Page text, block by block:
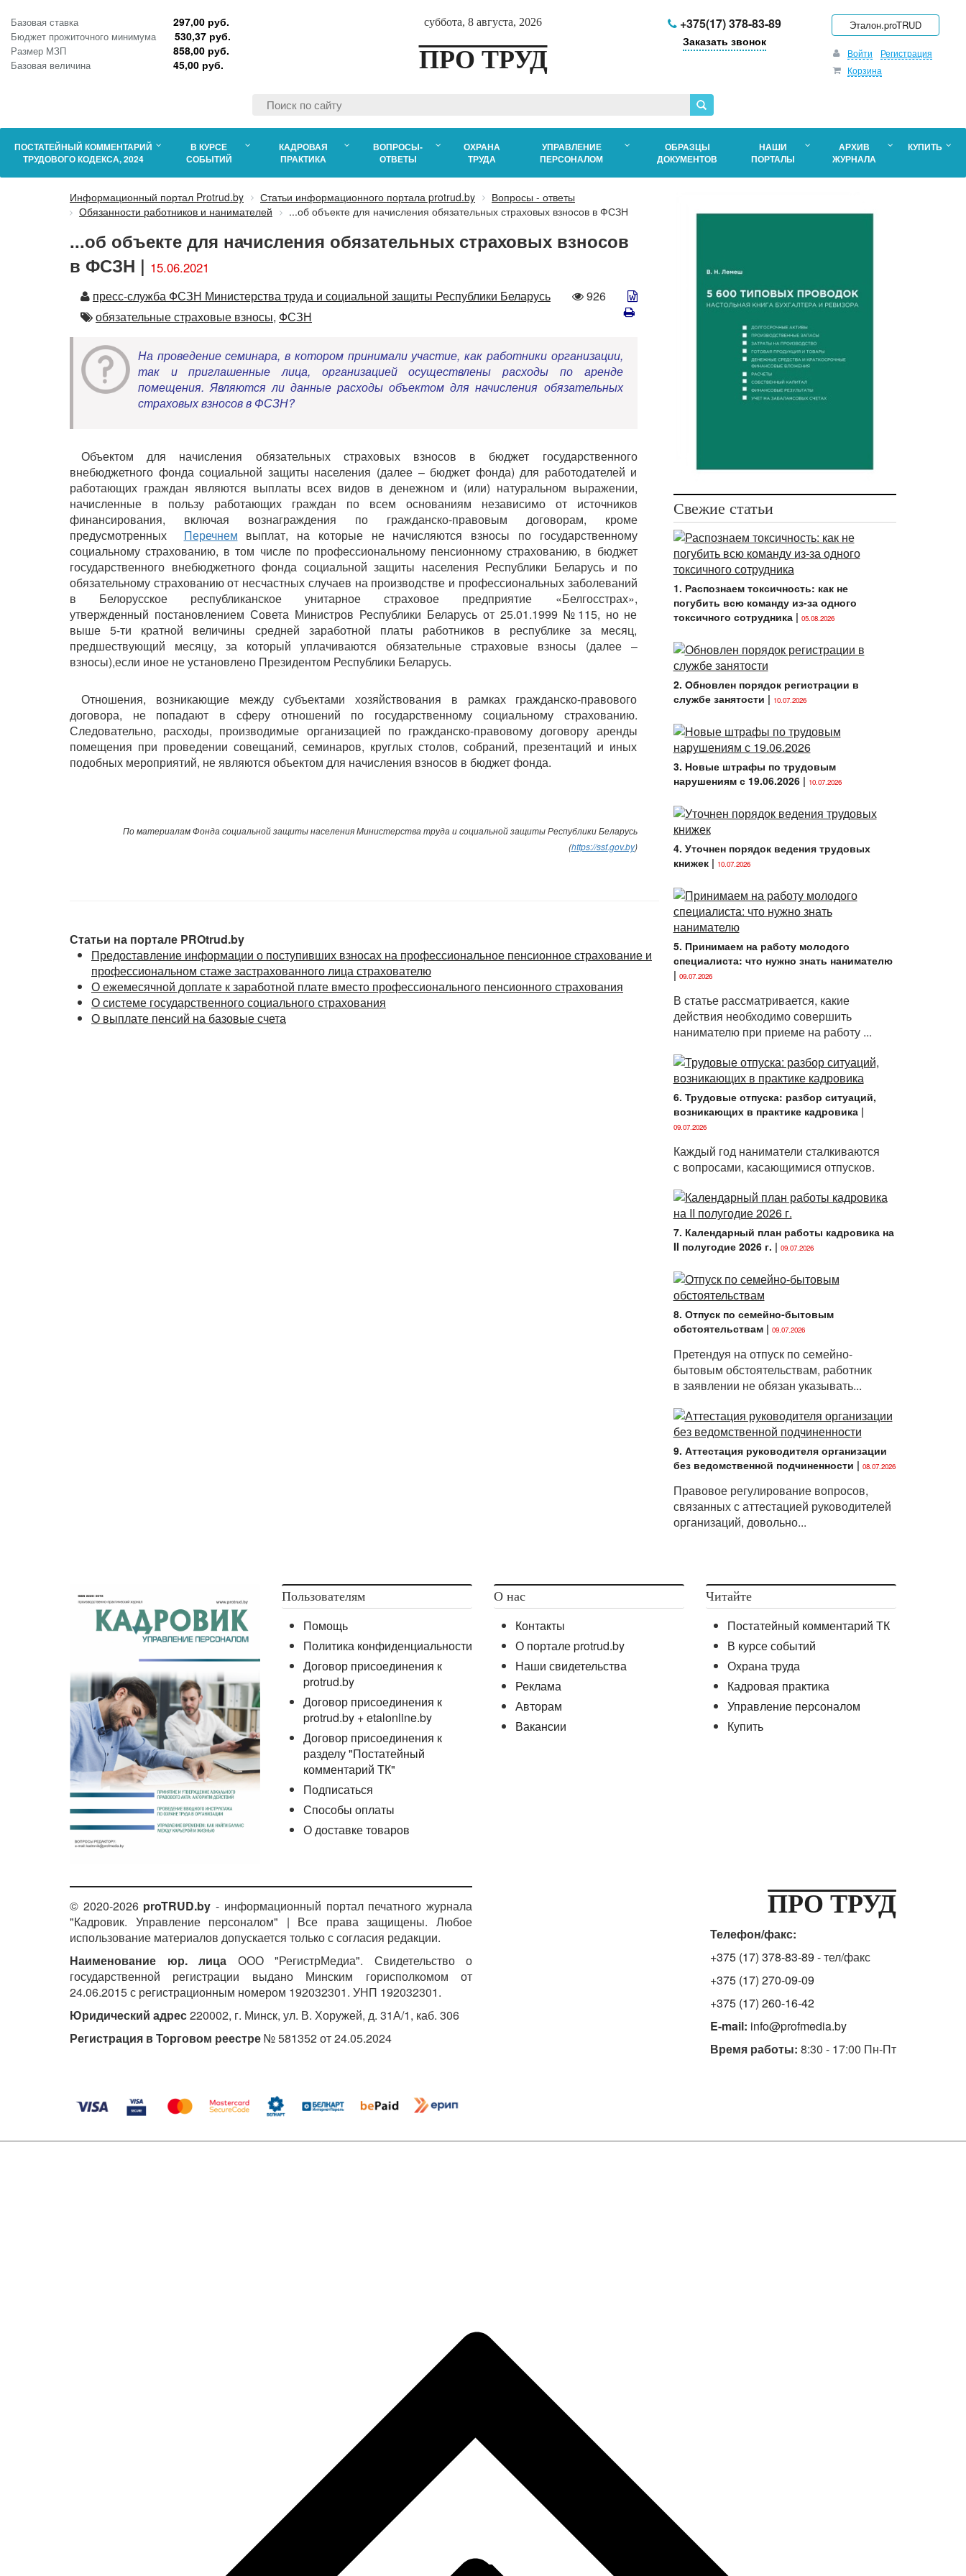
Базовая ставка 297,00 руб.
Бюджет прожиточного минимума 530,37 руб.
Размер МЗП 858,00 руб.
Базовая величина 45,00 руб.
суббота, 8 августа, 2026
ПРО ТРУД
+375(17) 378-83-89
Заказать звонок
Эталон.proTRUD
Войти
Регистрация
Корзина
ПОСТАТЕЙНЫЙ КОММЕНТАРИЙ
ТРУДОВОГО КОДЕКСА, 2024
В КУРСЕ
СОБЫТИЙ
КАДРОВАЯ
ПРАКТИКА
ВОПРОСЫ-
ОТВЕТЫ
ОХРАНА
ТРУДА
УПРАВЛЕНИЕ
ПЕРСОНАЛОМ
ОБРАЗЦЫ
ДОКУМЕНТОВ
НАШИ
ПОРТАЛЫ
АРХИВ
ЖУРНАЛА
КУПИТЬ
Информационный портал Protrud.by Статьи информационного портала protrud.by
Вопросы - ответы
Обязанности работников и нанимателей
...об объекте для начисления обязательных страховых взносов в ФСЗН
...об объекте для начисления обязательных страховых взносов
в ФСЗН | 15.06.2021
Автор
пресс-служба ФСЗН Министерства труда и социальной защиты Республики Беларусь
Количество
просмотров
926
Автор
обязательные страховые взносы, ФСЗН
На проведение семинара, в котором принимали участие, как работники организации,
так и приглашенные лица, организацией осуществлены расходы по аренде
помещения. Являются ли данные расходы объектом для начисления обязательных
страховых взносов в ФСЗН?
Объектом для начисления обязательных страховых взносов в бюджет государственного
внебюджетного фонда социальной защиты населения (далее – бюджет фонда) для работодателей и
работающих граждан являются выплаты всех видов в денежном и (или) натуральном выражении,
начисленные в пользу работающих граждан по всем основаниям независимо от источников
финансирования, включая вознаграждения по гражданско-правовым договорам, кроме
предусмотренных Перечнем выплат, на которые не начисляются взносы по государственному
социальному страхованию, в том числе по профессиональному пенсионному страхованию, в бюджет
государственного внебюджетного фонда социальной защиты населения Республики Беларусь и по
обязательному страхованию от несчастных случаев на производстве и профессиональных заболеваний
в Белорусское республиканское унитарное страховое предприятие «Белгосстрах»,
утвержденный постановлением Совета Министров Республики Беларусь от 25.01.1999 №115, но не
выше 5-ти кратной величины средней заработной платы работников в республике за месяц,
предшествующий месяцу, за который уплачиваются обязательные страховые взносы (далее –
взносы),если иное не установлено Президентом Республики Беларусь.
Отношения, возникающие между субъектами хозяйствования в рамках гражданско-правового
договора, не попадают в сферу отношений по государственному социальному страхованию.
Следовательно, расходы, производимые организацией по гражданско-правовому договору аренды
помещения при проведении совещаний, семинаров, круглых столов, собраний, презентаций и иных
подобных мероприятий, не являются объектом для начисления взносов в бюджет фонда.
По материалам Фонда социальной защиты населения Министерства труда и социальной защиты Республики Беларусь
(https://ssf.gov.by)
Статьи на портале PROtrud.by
Предоставление информации о поступивших взносах на профессиональное пенсионное страхование и
профессиональном стаже застрахованного лица страхователю
О ежемесячной доплате к заработной плате вместо профессионального пенсионного страхования
О системе государственного социального страхования
О выплате пенсий на базовые счета
Свежие статьи
1. Распознаем токсичность: как не
погубить всю команду из-за одного
токсичного сотрудника| 05.08.2026
2. Обновлен порядок регистрации в
службе занятости | 10.07.2026
3. Новые штрафы по трудовым
нарушениям с 19.06.2026| 10.07.2026
4. Уточнен порядок ведения трудовых
книжек| 10.07.2026
5. Принимаем на работу молодого
специалиста: что нужно знать нанимателю
| 09.07.2026
В статье рассматривается, какие
действия необходимо совершить
нанимателю при приеме на работу ...
6. Трудовые отпуска: разбор ситуаций,
возникающих в практике кадровика|
09.07.2026
Каждый год наниматели сталкиваются
с вопросами, касающимися отпусков.
7. Календарный план работы кадровика на
II полугодие 2026 г. | 09.07.2026
8. Отпуск по семейно-бытовым
обстоятельствам| 09.07.2026
Претендуя на отпуск по семейно-
бытовым обстоятельствам, работник
в заявлении не обязан указывать...
9. Аттестация руководителя организации
без ведомственной подчиненности | 08.07.2026
Правовое регулирование вопросов,
связанных с аттестацией руководителей
организаций, довольно...
Пользователям
Помощь
Политика конфиденциальности
Договор присоединения к
protrud.by
Договор присоединения к
protrud.by + etalonline.by
Договор присоединения к
разделу "Постатейный
комментарий ТК"
Подписаться
Способы оплаты
О доставке товаров
О нас
Контакты
О портале protrud.by
Наши свидетельства
Реклама
Авторам
Вакансии
Читайте
Постатейный комментарий ТК
В курсе событий
Охрана труда
Кадровая практика
Управление персоналом
Купить
© 2020-2026 proTRUD.by - информационный портал печатного журнала
"Кадровик. Управление персоналом" | Все права защищены. Любое
использование материалов допускается только с согласия редакции.
Наименование юр. лица ООО "РегистрМедиа". Свидетельство о
государственной регистрации выдано Минским горисполкомом от
24.06.2015 с регистрационным номером 192032301. УНП 192032301.
Юридический адрес220002, г. Минск, ул. В. Хоружей, д. 31А/1, каб. 306
Регистрация в Торговом реестре№ 581352 от 24.05.2024
ПРО ТРУД
Телефон/факс:
+375 (17) 378-83-89 - тел/факс
+375 (17) 270-09-09
+375 (17) 260-16-42
E-mail: info@profmedia.by
Время работы: 8:30 - 17:00 Пн-Пт